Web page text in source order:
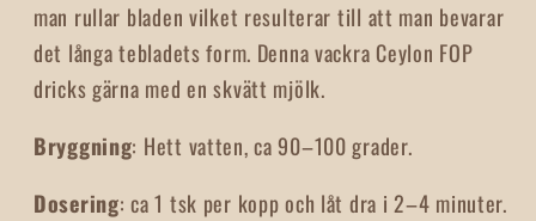
man rullar bladen vilket resulterar till att man bevarar
det långa tebladets form. Denna vackra Ceylon FOP
dricks gärna med en skvätt mjölk.
Bryggning: Hett vatten, ca 90–100 grader.
Dosering: ca 1 tsk per kopp och låt dra i 2–4 minuter.